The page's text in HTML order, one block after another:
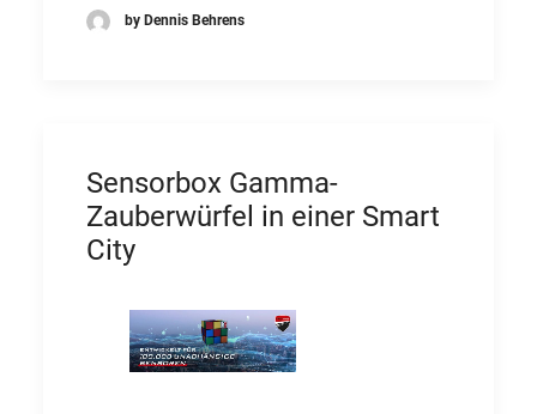
by Dennis Behrens
Sensorbox Gamma-
Zauberwürfel in einer Smart
City